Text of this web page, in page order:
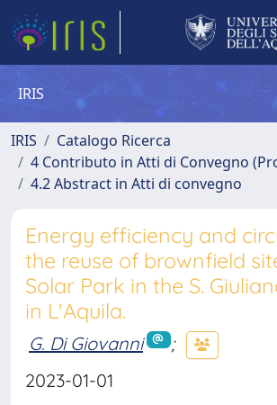
IRIS
IRIS
Catalogo Ricerca
4 Contributo in Atti di Convegno
4.2 Abstract in Atti di convegno
Energy efficiency and
the reuse of brownfield
Solar Park in the S.
in L'Aquila.
G. Di Giovanni
;
2023-01-01